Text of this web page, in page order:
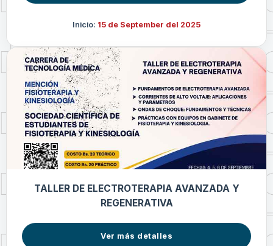
Inicio: 15 de September del 2025
TALLER DE ELECTROTERAPIA AVANZADA Y
REGENERATIVA
Ver más detalles